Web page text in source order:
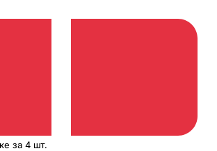
за 4 шт.